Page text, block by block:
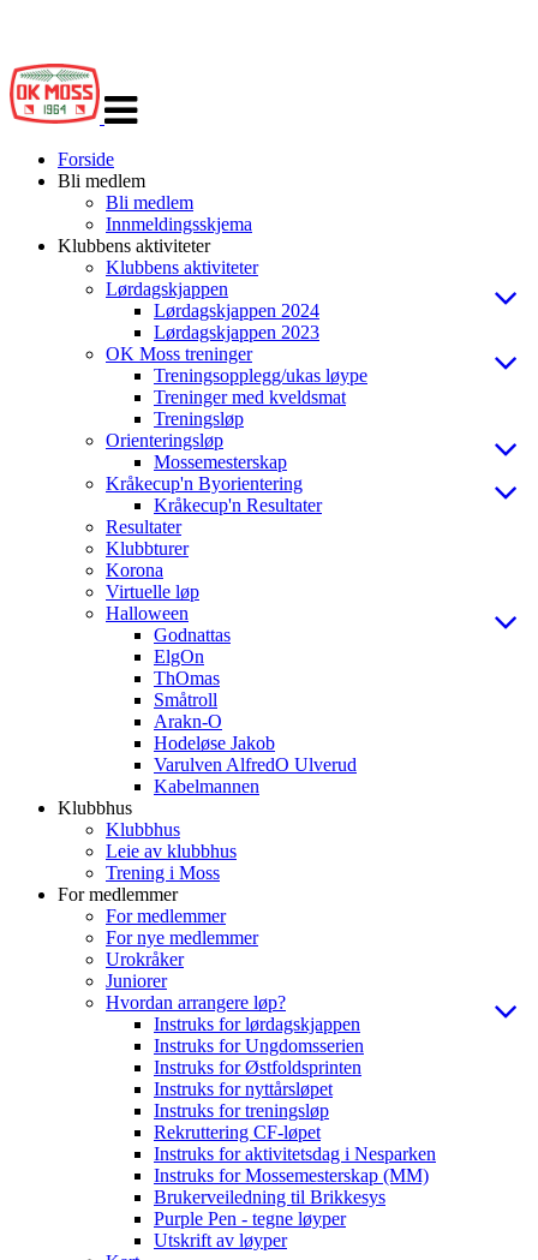
navigasjon
Forside
Bli medlem
Bli medlem
Innmeldingsskjema
Klubbens aktiviteter
Klubbens aktiviteter
Lørdagskjappen
Lørdagskjappen 2024
Lørdagskjappen 2023
OK Moss treninger
Treningsopplegg/ukas løype
Treninger med kveldsmat
Treningsløp
Orienteringsløp
Mossemesterskap
Kråkecup'n Byorientering
Kråkecup'n Resultater
Resultater
Klubbturer
Korona
Virtuelle løp
Halloween
Godnattas
ElgOn
ThOmas
Småtroll
Arakn-O
Hodeløse Jakob
Varulven AlfredO Ulverud
Kabelmannen
Klubbhus
Klubbhus
Leie av klubbhus
Trening i Moss
For medlemmer
For medlemmer
For nye medlemmer
Urokråker
Juniorer
Hvordan arrangere løp?
Instruks for lørdagskjappen
Instruks for Ungdomsserien
Instruks for Østfoldsprinten
Instruks for nyttårsløpet
Instruks for treningsløp
Rekruttering CF-løpet
Instruks for aktivitetsdag i Nesparken
Instruks for Mossemesterskap (MM)
Brukerveiledning til Brikkesys
Purple Pen - tegne løyper
Utskrift av løyper